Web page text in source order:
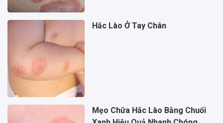
Hắc Lào Ở Tay Chân
Mẹo Chữa Hắc Lào Bằng Chuối